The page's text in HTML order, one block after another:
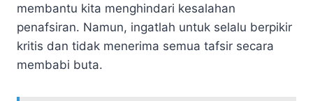
membantu kita menghindari kesalahan
penafsiran. Namun, ingatlah untuk selalu berpikir
kritis dan tidak menerima semua tafsir secara
membabi buta.